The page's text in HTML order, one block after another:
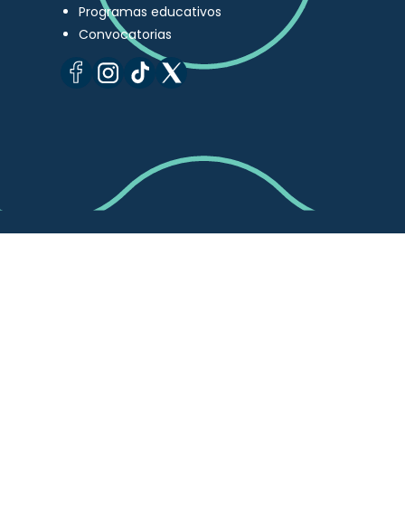
Programas educativos
Convocatorias